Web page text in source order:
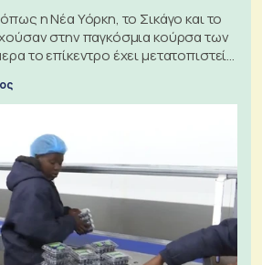
η Νέα Υόρκη, το Σικάγο και το
στην παγκόσμια κούρσα των
το επίκεντρο έχει μετατοπιστεί